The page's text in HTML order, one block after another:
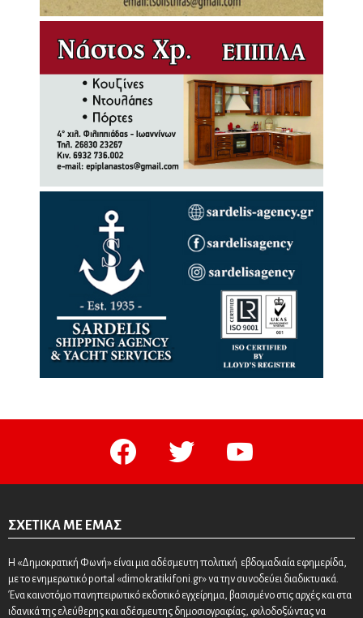
facebook twitter youtube
ΣΧΕΤΙΚΆ ΜΕ ΕΜΆΣ
Η «Δημοκρατική Φωνή» είναι μια αδέσμευτη πολιτική εβδομαδιαία εφημερίδα,
με το ενημερωτικό portal «dimokratikifoni.gr» να την συνοδεύει διαδικτυακά.
Ένα καινοτόμο πανηπειρωτικό εκδοτικό εγχείρημα, βασισμένο στις αρχές και στα
ιδανικά της ελεύθερης και αδέσμευτης δημοσιογραφίας, φιλοδοξώντας να